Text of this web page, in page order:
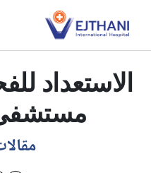
الاستعداد